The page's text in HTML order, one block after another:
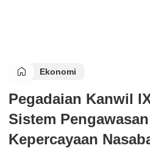
Ekonomi
Pegadaian Kanwil
Sistem
Kepercayaan